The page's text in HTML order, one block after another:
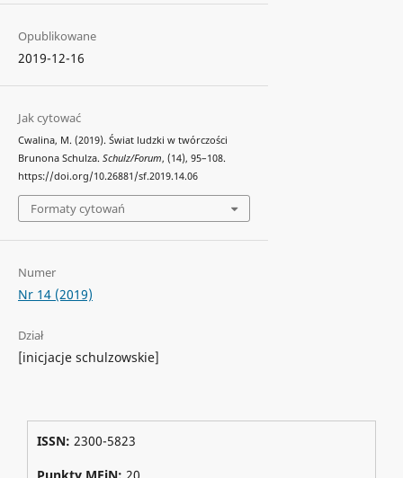
Opublikowane
2019-12-16
Jak cytować
Cwalina, M. (2019). Świat ludzki w twórczości
Brunona Schulza. Schulz/Forum, (14), 95–108.
https://doi.org/10.26881/sf.2019.14.06
Formaty cytowań
Numer
Nr 14 (2019)
Dział
[inicjacje schulzowskie]
ISSN: 2300-5823